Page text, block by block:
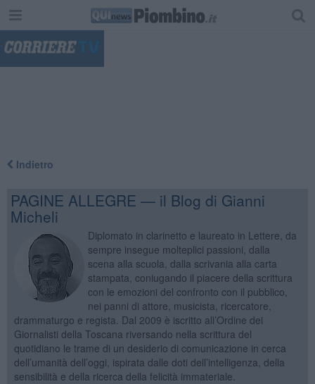
Indietro
PAGINE ALLEGRE — il Blog di Gianni
Micheli
Diplomato in clarinetto e laureato in Lettere, da
sempre insegue molteplici passioni, dalla
scena alla scuola, dalla scrivania alla carta
stampata, coniugando il piacere della scrittura
con le emozioni del confronto con il pubblico,
nei panni di attore, musicista, ricercatore,
drammaturgo e regista. Dal 2009 è iscritto all’Ordine dei
Giornalisti della Toscana riversando nella scrittura del
quotidiano le trame di un desiderio di comunicazione in cerca
dell’umanità dell’oggi, ispirata dalle doti dell’intelligenza, della
sensibilità e della ricerca della felicità immateriale.